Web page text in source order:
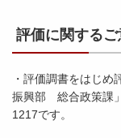
評価に関する
・評価調書をはじ
振興部 総合政策課
1217です。